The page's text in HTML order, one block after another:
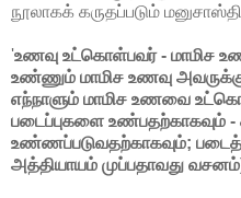
நூலாகக் கருதப்படும்
'உணவு உட்கொள்பவர் - மாமிச
உண்ணும் மாமிச உணவு
எந்நாளும் மாமிச உணவை
படைப்புகளை உண்பதற்காகவும் -
உண்ணப்படுவதற்காகவும்;
அத்தியாயம் முப்பதாவது